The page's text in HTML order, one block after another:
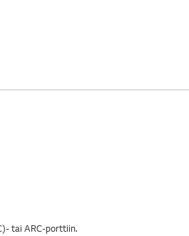
tai ARC-porttiin.